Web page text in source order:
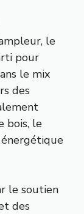
le
pour
le mix
des
bois, le
le soutien
des